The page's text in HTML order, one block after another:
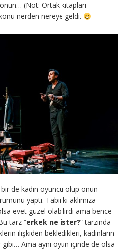
onun… (Not: Ortak kitapları
nerden nereye geldi.
de kadın oyuncu olup onun
yaptı. Tabii ki aklımıza
evet güzel olabilirdi ama bence
tarz “erkek ne ister?” tarzında
ilişkiden bekledikleri, kadınların
gibi… Ama aynı oyun içinde de olsa